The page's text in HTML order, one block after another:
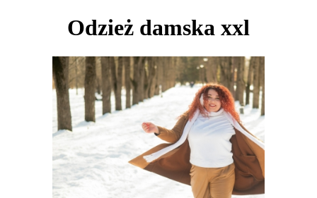
Odzież damska xxl